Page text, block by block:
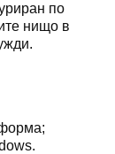
по
нищо в